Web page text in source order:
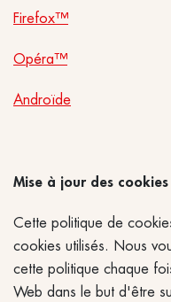
Firefox™
Opéra™
Androïde
Mise à jour des
Cette politique de
cookies utilisés. Nous
cette politique chaque
Web dans le but d'être